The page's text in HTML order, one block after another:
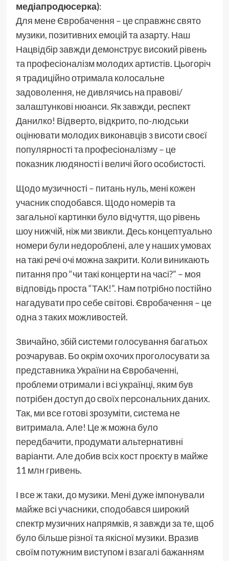
медіапродюсерка):
Для мене Євробачення – це справжнє свято
музики, позитивних емоцій та азарту. Наш
Нацвідбір завжди демонструє високий рівень
та професіоналізм молодих артистів. Цьогоріч
я традиційно отримала колосальне
задоволення, не дивлячись на правові/
залаштункові нюанси. Як завжди, респект
Данилко! Відверто, відкрито, по-людськи
оцінювати молодих виконавців з висоти своєї
популярності та професіоналізму – це
показник людяності і величі його особистості.
Щодо музичності – питань нуль, мені кожен
учасник сподобався. Щодо номерів та
загальної картинки було відчуття, що рівень
шоу нижчій, ніж ми звикли. Десь концептуально
номери були недороблені, але у наших умовах
на такі речі очі можна закрити. Коли виникають
питання про “чи такі концерти на часі?” – моя
відповідь проста “ТАК!”. Нам потрібно постійно
нагадувати про себе світові. Євробачення – це
одна з таких можливостей.
Звичайно, збій системи голосування багатьох
розчарував. Бо окрім охочих проголосувати за
представника України на Євробаченні,
проблеми отримали і всі українці, яким був
потрібен доступ до своїх персональних даних.
Так, ми все готові зрозуміти, система не
витримала. Але! Це ж можна було
передбачити, продумати альтернативні
варіанти. Але добив всіх кост проєкту в майже
11 млн гривень.
І все ж таки, до музики. Мені дуже імпонували
майже всі учасники, сподобався широкий
спектр музичних напрямків, я завжди за те, щоб
було більше різної та якісної музики. Вразив
своїм потужним виступом і взагалі бажанням